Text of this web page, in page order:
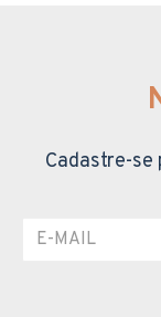
Cadastre-se